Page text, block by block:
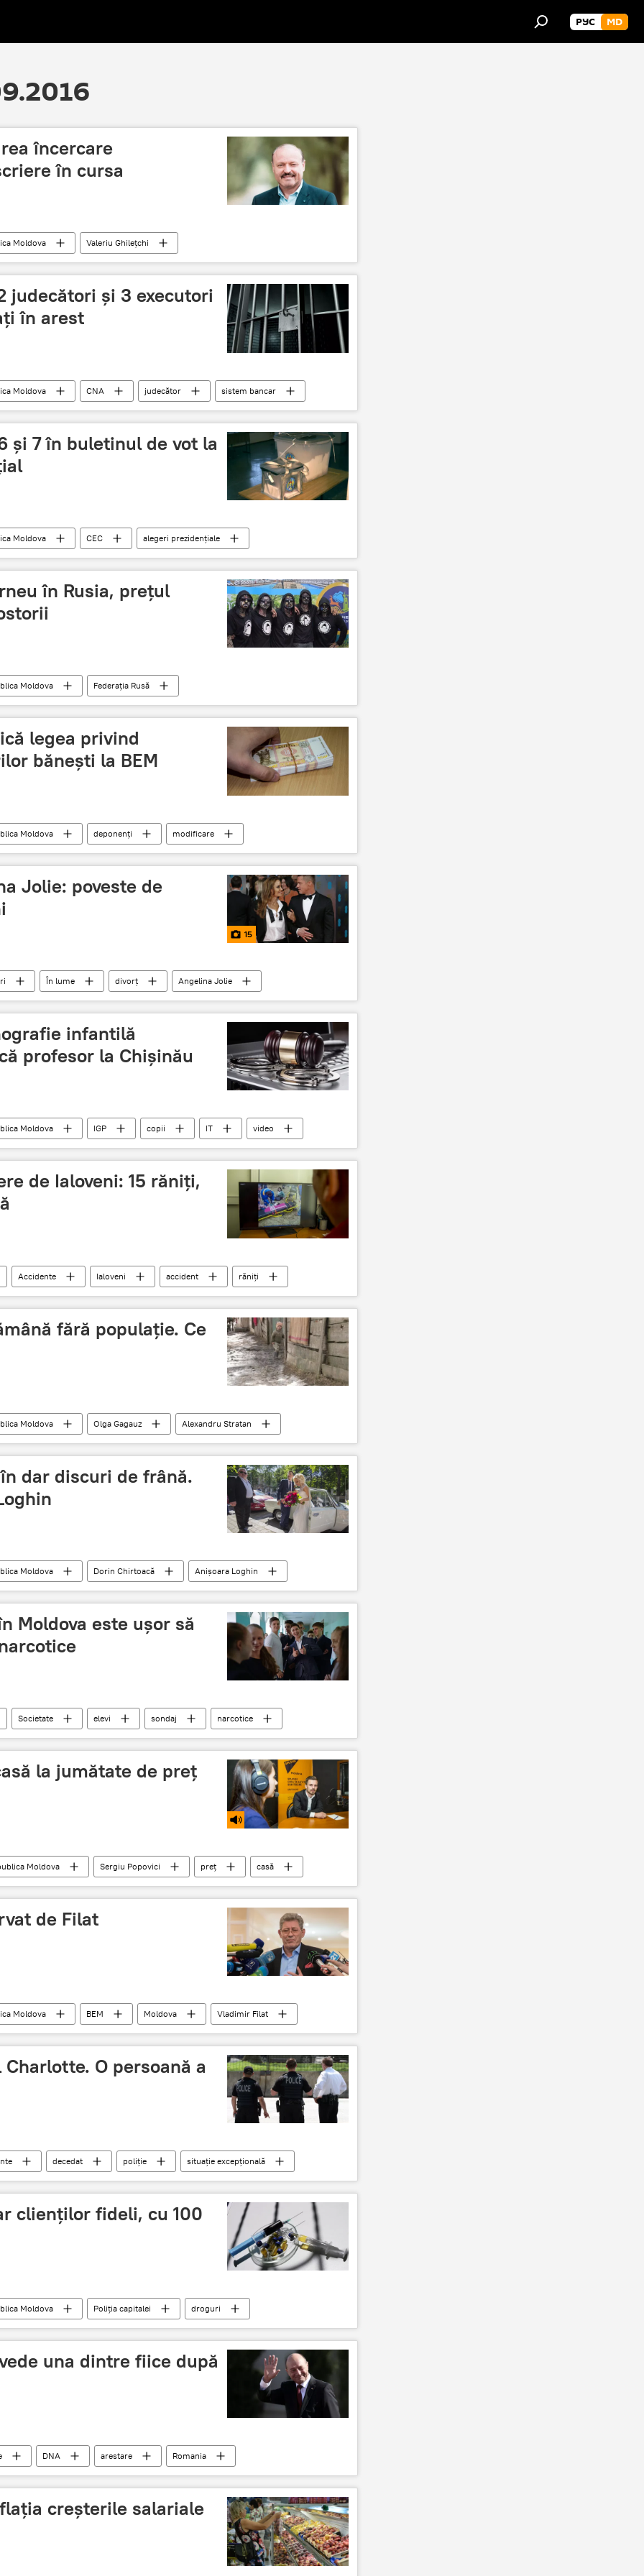
РУС MD
încercare
în cursa
Moldova
Valeriu Ghileţchi
Parlamentul Republicii Moldova
CCM
judecători și 3 executori
în arest
Moldova CNA judecător
sistem bancar
20 miliarde
şi 7 în buletinul de vot la
Moldova CEC
alegeri prezidenţiale
candidaţi
în Rusia, prețul
Moldova
Federaţia Rusă
Carla’s Dreams
legea privind
băneşti la BEM
Moldova deponenţi
modificare
Parlament legea indexare
Jolie: poveste de
15
În lume divorţ
Angelina Jolie
infantilă
profesor la Chişinău
Moldova IGP copii IT
video
Foto
de Ialoveni: 15 răniţi,
Accidente Ialoveni accident
răniţi
fără populaţie. Ce
Moldova Olga Gagauz
Alexandru Stratan
de Ştiinţe a Moldovei
Fertilitate
dar discuri de frână.
Moldova Dorin Chirtoacă
Anișoara Loghin
Moldova este uşor să
Societate elevi sondaj
narcotice
extazy
la jumătate de preț
Moldova Sergiu Popovici preţ
casă
de Filat
Moldova BEM Moldova
Vladimir Filat
O persoană a
decedat poliție
situație excepțională
clienţilor fideli, cu 100
Moldova Poliţia capitalei
droguri
una dintre fiice după
DNA arestare
Romania
Kovesi
creşterile salariale